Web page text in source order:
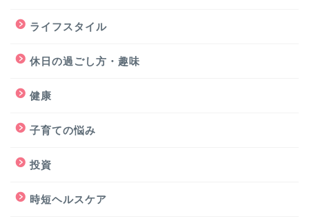
ライフスタイル
休日の過ごし方・趣味
健康
子育ての悩み
投資
時短ヘルスケア